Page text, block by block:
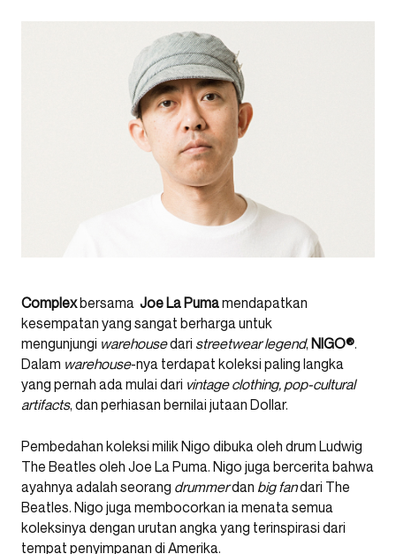
Complexbersama Joe La Pumamendapatkan
kesempatan yang sangat berharga untuk
mengunjungi warehousedari streetwear legend, NIGO®.
Dalam warehouse-nya terdapat koleksi paling langka
yang pernah ada mulai dari vintage clothing, pop-cultural
artifacts, dan perhiasan bernilai jutaan Dollar.
Pembedahan koleksi milik Nigo dibuka oleh drum Ludwig
The Beatles oleh Joe La Puma. Nigo juga bercerita bahwa
ayahnya adalah seorang drummerdan big fandari The
Beatles. Nigo juga membocorkan ia menata semua
koleksinya dengan urutan angka yang terinspirasi dari
tempat penyimpanan di Amerika.